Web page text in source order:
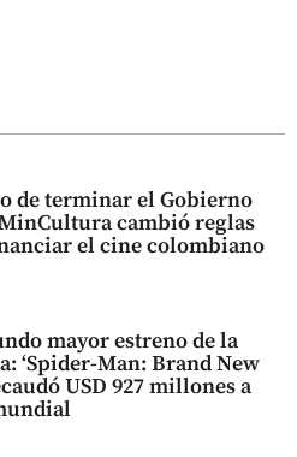
de terminar el Gobierno
cambió reglas
el cine colombiano
mayor estreno de la
‘Spider-Man: Brand New
USD 927 millones a